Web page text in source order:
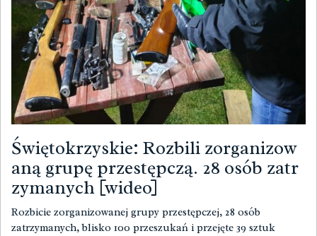
Świętokrzyskie: Rozbili zorganizow
aną grupę przestępczą. 28 osób zatr
zymanych [wideo]
Rozbicie zorganizowanej grupy przestępczej, 28 osób
zatrzymanych, blisko 100 przeszukań i przejęte 39 sztuk